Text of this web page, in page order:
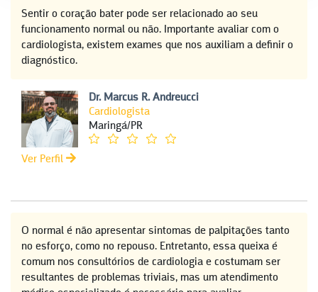
Sentir o coração bater pode ser relacionado ao seu
funcionamento normal ou não. Importante avaliar com o
cardiologista, existem exames que nos auxiliam a definir o
diagnóstico.
Dr. Marcus R. Andreucci
Cardiologista
Maringá/PR
Ver Perfil
O normal é não apresentar sintomas de palpitações tanto
no esforço, como no repouso. Entretanto, essa queixa é
comum nos consultórios de cardiologia e costumam ser
resultantes de problemas triviais, mas um atendimento